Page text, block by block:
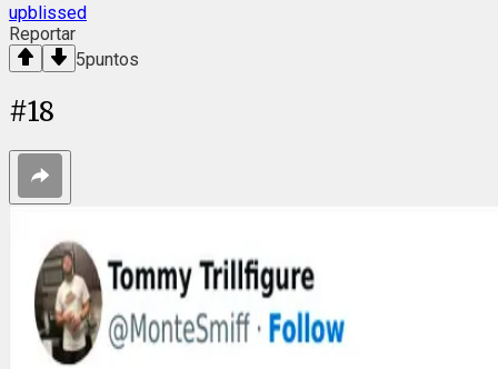
upblissed
Reportar
5puntos
#18